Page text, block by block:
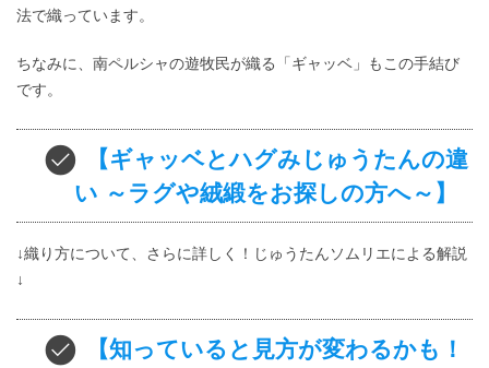
法で織っています。
ちなみに、南ペルシャの遊牧民が織る「ギャッベ」もこの手結び
です。
【ギャッベとハグみじゅうたんの違
い ～ラグや絨緞をお探しの方へ～】
↓織り方について、さらに詳しく！じゅうたんソムリエによる解説
↓
【知っていると見方が変わるかも！